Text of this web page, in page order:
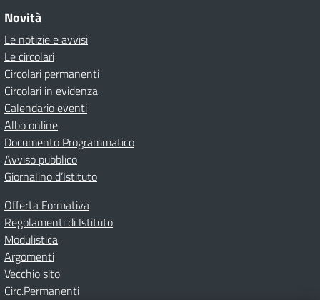
Novità
Le notizie e avvisi
Le circolari
Circolari permanenti
Circolari in evidenza
Calendario eventi
Albo online
Documento Programmatico
Avviso pubblico
Giornalino d’Istituto
Offerta Formativa
Regolamenti di Istituto
Modulistica
Argomenti
Vecchio sito
Circ.Permanenti